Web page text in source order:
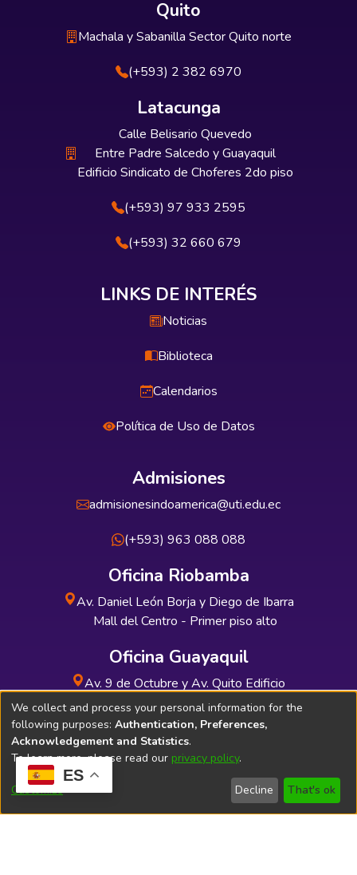
ES
Quito
Machala y Sabanilla Sector Quito norte
(+593) 2 382 6970
Latacunga
Calle Belisario Quevedo
Entre Padre Salcedo y Guayaquil
Edificio Sindicato de Choferes 2do piso
(+593) 97 933 2595
(+593) 32 660 679
LINKS DE INTERÉS
Noticias
Biblioteca
Calendarios
Política de Uso de Datos
Admisiones
admisionesindoamerica@uti.edu.ec
(+593) 963 088 088
Oficina Riobamba
Av. Daniel León Borja y Diego de Ibarra
Mall del Centro - Primer piso alto
Oficina Guayaquil
Av. 9 de Octubre y Av. Quito Edificio
INDUAUTO - Planta baja
Soporte Técnico Bibliolatino.com
We collect and process your personal information for the
following purposes: Authentication, Preferences,
Acknowledgement and Statistics.
To learn more, please read our privacy policy.
Customize Decline That's ok